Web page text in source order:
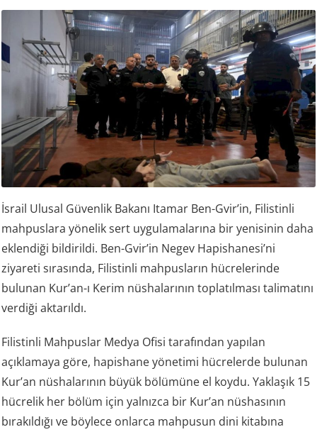
İsrail Ulusal Güvenlik Bakanı Itamar Ben-Gvir’in, Filistinli
mahpuslara yönelik sert uygulamalarına bir yenisinin daha
eklendiği bildirildi. Ben-Gvir’in Negev Hapishanesi’ni
ziyareti sırasında, Filistinli mahpusların hücrelerinde
bulunan Kur’an-ı Kerim nüshalarının toplatılması talimatını
verdiği aktarıldı.
Filistinli Mahpuslar Medya Ofisi tarafından yapılan
açıklamaya göre, hapishane yönetimi hücrelerde bulunan
Kur’an nüshalarının büyük bölümüne el koydu. Yaklaşık 15
hücrelik her bölüm için yalnızca bir Kur’an nüshasının
bırakıldığı ve böylece onlarca mahpusun dini kitabına